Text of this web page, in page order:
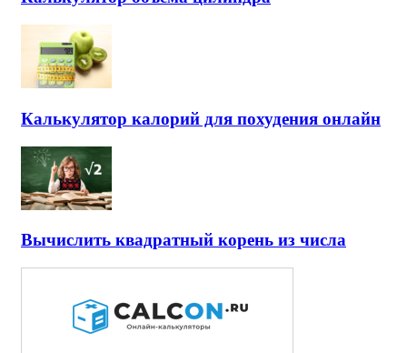
Калькулятор калорий для похудения онлайн
Вычислить квадратный корень из числа